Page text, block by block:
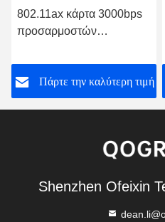
802.11ax κάρτα 3000bps
προσαρμοστών
την ενότητα QCA206X
Wifi
Πάρτε την καλύτερη τιμή
Shenzhen Ofeixin